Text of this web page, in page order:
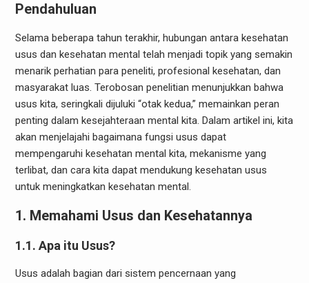
Pendahuluan
Selama beberapa tahun terakhir, hubungan antara kesehatan
usus dan kesehatan mental telah menjadi topik yang semakin
menarik perhatian para peneliti, profesional kesehatan, dan
masyarakat luas. Terobosan penelitian menunjukkan bahwa
usus kita, seringkali dijuluki “otak kedua,” memainkan peran
penting dalam kesejahteraan mental kita. Dalam artikel ini, kita
akan menjelajahi bagaimana fungsi usus dapat
mempengaruhi kesehatan mental kita, mekanisme yang
terlibat, dan cara kita dapat mendukung kesehatan usus
untuk meningkatkan kesehatan mental.
1. Memahami Usus dan Kesehatannya
1.1. Apa itu Usus?
Usus adalah bagian dari sistem pencernaan yang